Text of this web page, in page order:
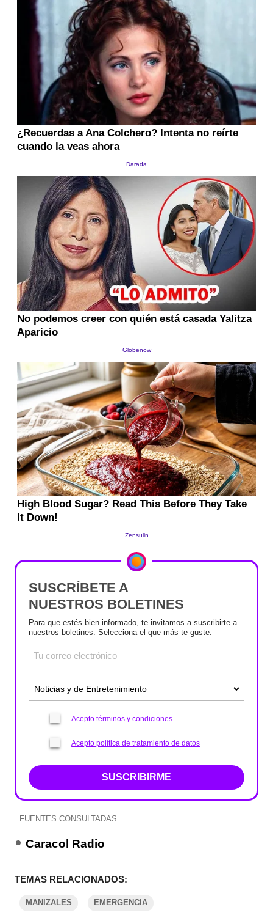
SUSCRÍBETE A
NUESTROS BOLETINES
Para que estés bien informado, te invitamos a suscribirte a
nuestros boletines. Selecciona el que más te guste.
Acepto términos y condiciones
Acepto política de tratamiento de datos
SUSCRIBIRME
FUENTES CONSULTADAS
Caracol Radio
TEMAS RELACIONADOS:
MANIZALES EMERGENCIA